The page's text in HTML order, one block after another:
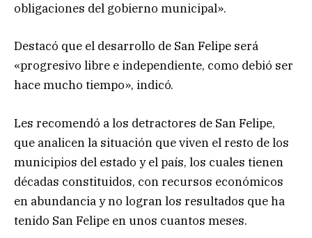
obligaciones del gobierno municipal».
Destacó que el desarrollo de San Felipe será
«progresivo libre e independiente, como debió ser
hace mucho tiempo», indicó.
Les recomendó a los detractores de San Felipe,
que analicen la situación que viven el resto de los
municipios del estado y el país, los cuales tienen
décadas constituidos, con recursos económicos
en abundancia y no logran los resultados que ha
tenido San Felipe en unos cuantos meses.